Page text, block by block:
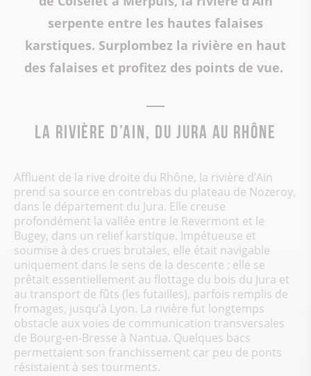
serpente entre les hautes falaises
karstiques. Surplombez la rivière en haut
des falaises et profitez des points de vue.
La rivière d’Ain, du jura au rhône
Affluent de la rive droite du Rhône, la rivière d’Ain
prend sa source en contrebas du plateau de Nozeroy,
dans le département du Jura. Elle creuse
profondément la vallée entre le Revermont et le
Bugey, dans un relief karstique. Impétueuse et
soumise à des crues brutales, elle était navigable
uniquement dans le sens de la descente : elle se
prêtait essentiellement au flottage du bois du Jura et
au transport de fûts (les futailles), parfois remplis de
fromages, jusqu’à Lyon. La rivière fut longtemps
obstacle aux voies de communication transversales
de Bourg-en-Bresse à Nantua. Quelques bacs
permettaient son franchissement car peu de ponts
résistaient à ses tourments.